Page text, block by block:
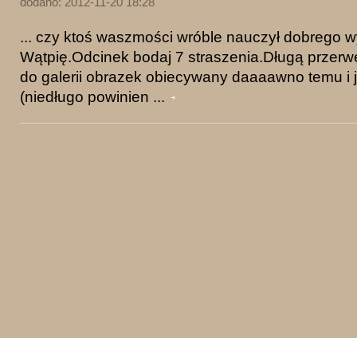
... czy ktoś waszmości wróble nauczył dobrego
Wątpię.Odcinek bodaj 7 straszenia.Długą
do galerii obrazek obiecywany daaaawno temu i
(niedługo powinien ...